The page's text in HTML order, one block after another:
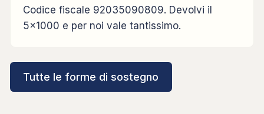
Codice fiscale 92035090809. Devolvi il
5x1000 e per noi vale tantissimo.
Tutte le forme di sostegno